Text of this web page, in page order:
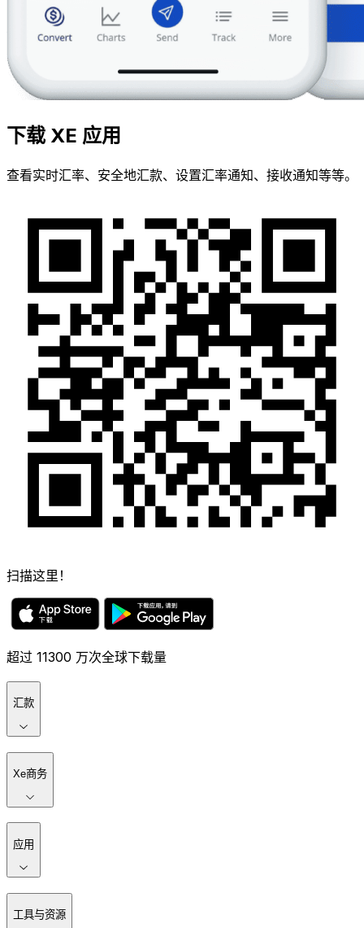
下载 XE 应用
查看实时汇率、安全地汇款、设置汇率通知、接收通知等等。
扫描这里！
超过 11300 万次全球下载量
汇款
Xe商务
应用
工具与资源